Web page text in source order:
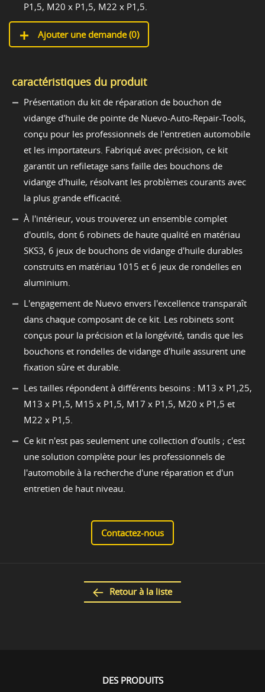
P1,5, M20 x P1,5, M22 x P1,5.
Ajouter une demande (0)
caractéristiques du produit
Présentation du kit de réparation de bouchon de
vidange d'huile de pointe de Nuevo-Auto-Repair-Tools,
conçu pour les professionnels de l'entretien automobile
et les importateurs. Fabriqué avec précision, ce kit
garantit un refiletage sans faille des bouchons de
vidange d'huile, résolvant les problèmes courants avec
la plus grande efficacité.
À l'intérieur, vous trouverez un ensemble complet
d'outils, dont 6 robinets de haute qualité en matériau
SKS3, 6 jeux de bouchons de vidange d'huile durables
construits en matériau 1015 et 6 jeux de rondelles en
aluminium.
L'engagement de Nuevo envers l'excellence transparaît
dans chaque composant de ce kit. Les robinets sont
conçus pour la précision et la longévité, tandis que les
bouchons et rondelles de vidange d'huile assurent une
fixation sûre et durable.
Les tailles répondent à différents besoins : M13 x P1,25,
M13 x P1,5, M15 x P1,5, M17 x P1,5, M20 x P1,5 et
M22 x P1,5.
Ce kit n'est pas seulement une collection d'outils ; c'est
une solution complète pour les professionnels de
l'automobile à la recherche d'une réparation et d'un
entretien de haut niveau.
Contactez-nous
Retour à la liste
DES PRODUITS